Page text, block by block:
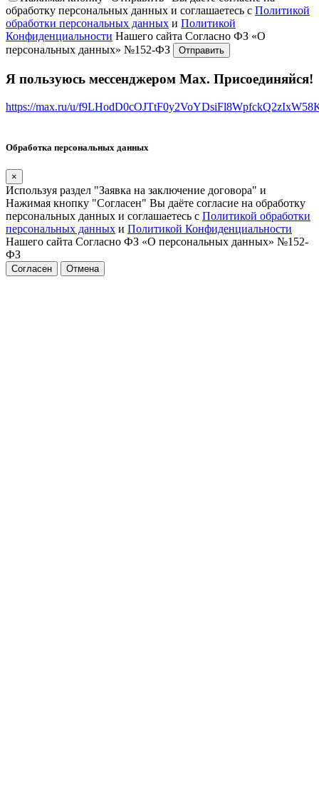
обработку персональных данных и соглашаетесь с Политикой
обработки персональных данных и Политикой
Конфиденциальности Нашего сайта Согласно ФЗ «О
персональных данных» №152-ФЗ
Я пользуюсь мессенджером Max. Присоединяйся!
https://max.ru/u/
Обработка персональных данных
×
Используя раздел "Заявка на заключение договора" и
Нажимая кнопку "Согласен" Вы даёте согласие на обработку
персональных данных и соглашаетесь с Политикой обработки
персональных данных и Политикой Конфиденциальности
Нашего сайта Согласно ФЗ «О персональных данных» №152-
ФЗ
Согласен Отмена